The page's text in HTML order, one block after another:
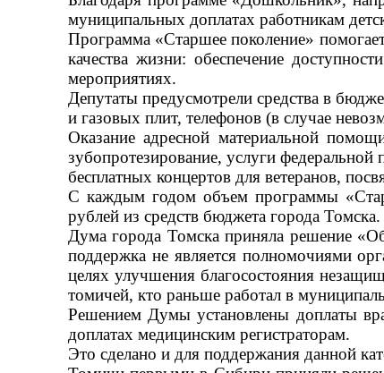
муниципальных доплатах работникам
Программа «Старшее поколение»
качества жизни: обеспечение
мероприятиях.
Депутаты предусмотрели средства в
и газовых плит, телефонов (в случае
Оказание адресной материальной
зубопротезирование, услуги
бесплатных концертов для ветеранов,
С каждым годом объем программы
рублей из средств бюджета города
Дума города Томска приняла решение
поддержка не является полномочиями
целях улучшения благосостояния
томичей, кто раньше работал в
Решением Думы установлены доплаты
доплатах медицинским регистраторам.
Это сделано и для поддержания данной